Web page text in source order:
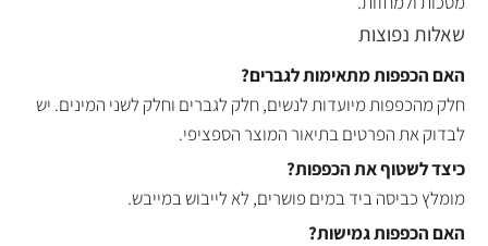
שאלות נפוצות
האם הכפפות מתאימות לגברים?
חלק מהכפפות מיועדות לנשים, חלק לגברים וחלק לשני המינים. יש
לבדוק את הפרטים בתיאור המוצר הספציפי.
כיצד לשטוף את הכפפות?
מומלץ כביסה ביד במים פושרים, לא לייבוש במייבש.
האם הכפפות גמישות?